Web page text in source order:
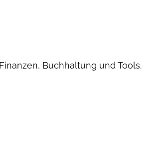
Buchhaltung und Tools.